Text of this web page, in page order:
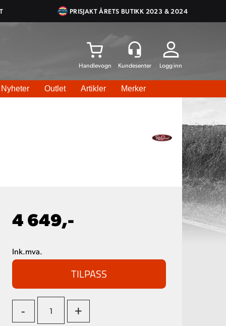
PRISJAKT ÅRETS BUTIKK 2023 & 2024
Logg inn
Nyheter Outlet Artikler Merker
4 649,-
Ink.mva.
TILPASS
- +